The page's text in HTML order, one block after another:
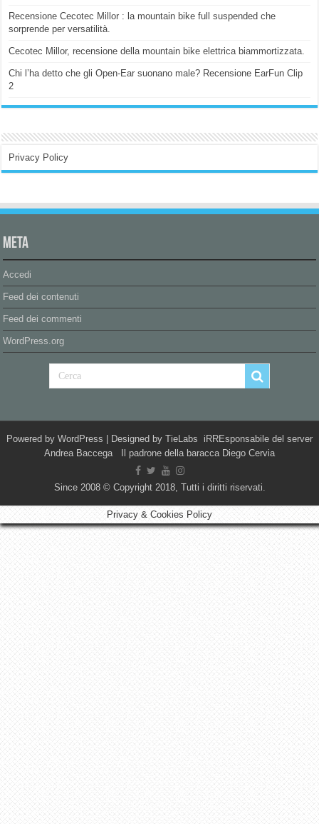
Recensione Cecotec Millor : la mountain bike full suspended che
sorprende per versatilità.
Cecotec Millor, recensione della mountain bike elettrica biammortizzata.
Chi l’ha detto che gli Open-Ear suonano male? Recensione EarFun Clip
2
Privacy Policy
Meta
Accedi
Feed dei contenuti
Feed dei commenti
WordPress.org
Powered by WordPress | Designed by TieLabs iRREsponsabile del server
Andrea Baccega Il padrone della baracca Diego Cervia
Since 2008 © Copyright 2018, Tutti i diritti riservati.
Privacy & Cookies Policy